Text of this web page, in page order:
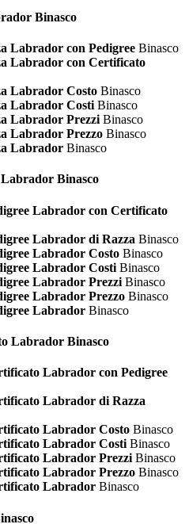
Binasco
Labrador con Pedigree Binasco
Labrador con Certificato
Labrador Costo Binasco
Labrador Costi Binasco
Labrador Prezzi Binasco
Labrador Prezzo Binasco
Labrador Binasco
Labrador Binasco
Labrador con Certificato
Labrador di Razza Binasco
Labrador Costo Binasco
Labrador Costi Binasco
Labrador Prezzi Binasco
Labrador Prezzo Binasco
Labrador Binasco
Labrador Binasco
Labrador con Pedigree
Labrador di Razza
Labrador Costo Binasco
Labrador Costi Binasco
Labrador Prezzi Binasco
Labrador Prezzo Binasco
Labrador Binasco